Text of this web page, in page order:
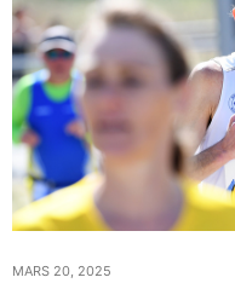
MARS 20, 2025